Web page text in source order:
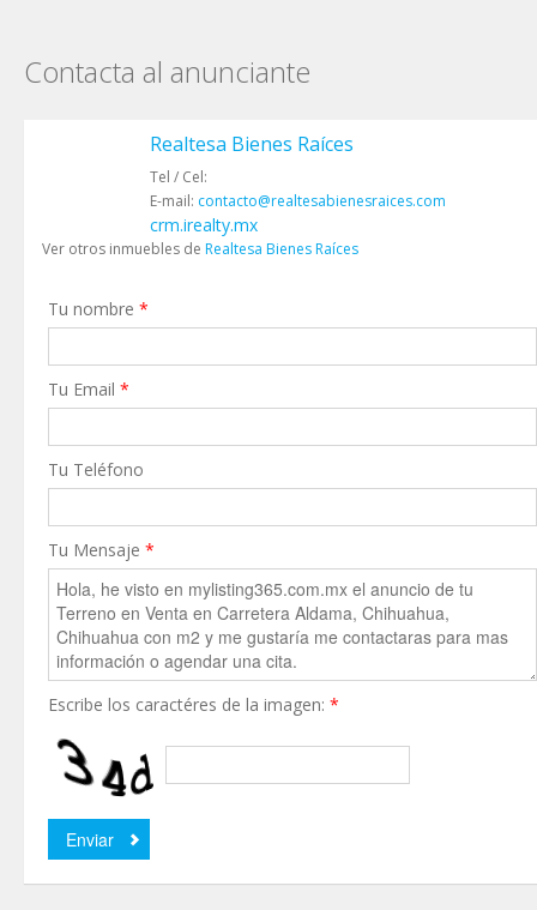
Contacta al anunciante
Realtesa Bienes Raíces
Tel / Cel:
E-mail: contacto@realtesabienesraices.com
crm.irealty.mx
Ver otros inmuebles de Realtesa Bienes Raíces
Tu nombre *
Tu Email *
Tu Teléfono
Tu Mensaje *
Escribe los caractéres de la imagen: *